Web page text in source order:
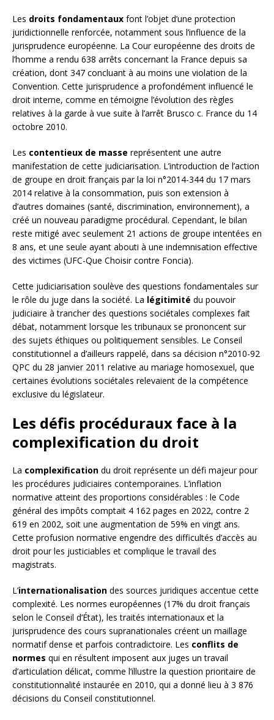
Les droits fondamentaux font l’objet d’une protection
juridictionnelle renforcée, notamment sous l’influence de la
jurisprudence européenne. La Cour européenne des droits de
l’homme a rendu 638 arrêts concernant la France depuis sa
création, dont 347 concluant à au moins une violation de la
Convention. Cette jurisprudence a profondément influencé le
droit interne, comme en témoigne l’évolution des règles
relatives à la garde à vue suite à l’arrêt Brusco c. France du 14
octobre 2010.
Les contentieux de masse représentent une autre
manifestation de cette judiciarisation. L’introduction de l’action
de groupe en droit français par la loi n°2014-344 du 17 mars
2014 relative à la consommation, puis son extension à
d’autres domaines (santé, discrimination, environnement), a
créé un nouveau paradigme procédural. Cependant, le bilan
reste mitigé avec seulement 21 actions de groupe intentées en
8 ans, et une seule ayant abouti à une indemnisation effective
des victimes (UFC-Que Choisir contre Foncia).
Cette judiciarisation soulève des questions fondamentales sur
le rôle du juge dans la société. La légitimité du pouvoir
judiciaire à trancher des questions sociétales complexes fait
débat, notamment lorsque les tribunaux se prononcent sur
des sujets éthiques ou politiquement sensibles. Le Conseil
constitutionnel a d’ailleurs rappelé, dans sa décision n°2010-92
QPC du 28 janvier 2011 relative au mariage homosexuel, que
certaines évolutions sociétales relevaient de la compétence
exclusive du législateur.
Les défis procéduraux face à la
complexification du droit
La complexification du droit représente un défi majeur pour
les procédures judiciaires contemporaines. L’inflation
normative atteint des proportions considérables : le Code
général des impôts comptait 4 162 pages en 2022, contre 2
619 en 2002, soit une augmentation de 59% en vingt ans.
Cette profusion normative engendre des difficultés d’accès au
droit pour les justiciables et complique le travail des
magistrats.
L’internationalisation des sources juridiques accentue cette
complexité. Les normes européennes (17% du droit français
selon le Conseil d’État), les traités internationaux et la
jurisprudence des cours supranationales créent un maillage
normatif dense et parfois contradictoire. Les conflits de
normes qui en résultent imposent aux juges un travail
d’articulation délicat, comme l’illustre la question prioritaire de
constitutionnalité instaurée en 2010, qui a donné lieu à 3 876
décisions du Conseil constitutionnel.